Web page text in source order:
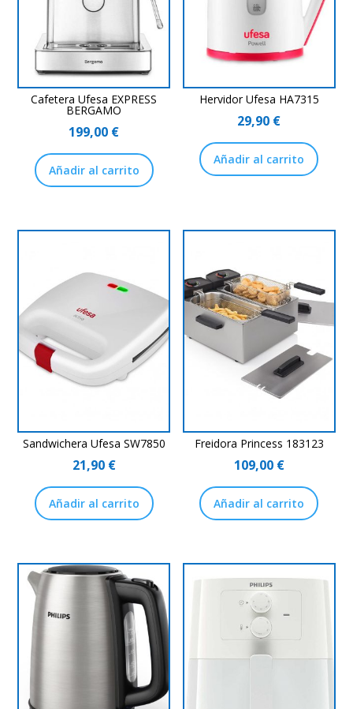
Cafetera Ufesa EXPRESS
BERGAMO
199,00 €
Añadir al carrito
Hervidor Ufesa HA7315
29,90 €
Añadir al carrito
Sandwichera Ufesa SW7850
21,90 €
Añadir al carrito
Freidora Princess 183123
109,00 €
Añadir al carrito